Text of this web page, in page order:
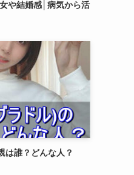
や結婚感│病気から活
は誰？どんな人？